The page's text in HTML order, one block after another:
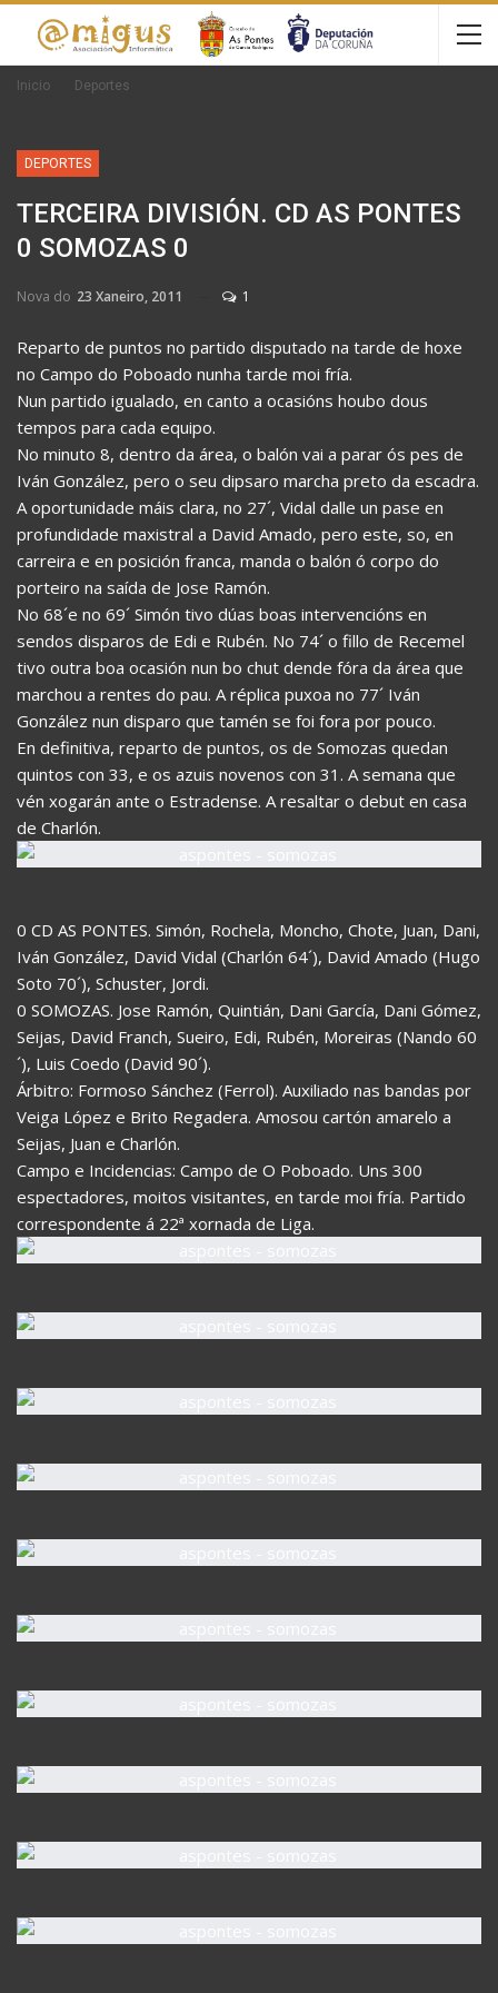
Inicio Deportes
DEPORTES
TERCEIRA DIVISIÓN. CD AS PONTES
0 SOMOZAS 0
Nova do 23 Xaneiro, 2011 1
Reparto de puntos no partido disputado na tarde de hoxe
no Campo do Poboado nunha tarde moi fría.
Nun partido igualado, en canto a ocasións houbo dous
tempos para cada equipo.
No minuto 8, dentro da área, o balón vai a parar ós pes de
Iván González, pero o seu dipsaro marcha preto da escadra.
A oportunidade máis clara, no 27´, Vidal dalle un pase en
profundidade maxistral a David Amado, pero este, so, en
carreira e en posición franca, manda o balón ó corpo do
porteiro na saída de Jose Ramón.
No 68´e no 69´ Simón tivo dúas boas intervencións en
sendos disparos de Edi e Rubén. No 74´ o fillo de Recemel
tivo outra boa ocasión nun bo chut dende fóra da área que
marchou a rentes do pau. A réplica puxoa no 77´ Iván
González nun disparo que tamén se foi fora por pouco.
En definitiva, reparto de puntos, os de Somozas quedan
quintos con 33, e os azuis novenos con 31. A semana que
vén xogarán ante o Estradense. A resaltar o debut en casa
de Charlón.
0 CD AS PONTES. Simón, Rochela, Moncho, Chote, Juan, Dani,
Iván González, David Vidal (Charlón 64´), David Amado (Hugo
Soto 70´), Schuster, Jordi.
0 SOMOZAS. Jose Ramón, Quintián, Dani García, Dani Gómez,
Seijas, David Franch, Sueiro, Edi, Rubén, Moreiras (Nando 60
´), Luis Coedo (David 90´).
Árbitro: Formoso Sánchez (Ferrol). Auxiliado nas bandas por
Veiga López e Brito Regadera. Amosou cartón amarelo a
Seijas, Juan e Charlón.
Campo e Incidencias: Campo de O Poboado. Uns 300
espectadores, moitos visitantes, en tarde moi fría. Partido
correspondente á 22ª xornada de Liga.